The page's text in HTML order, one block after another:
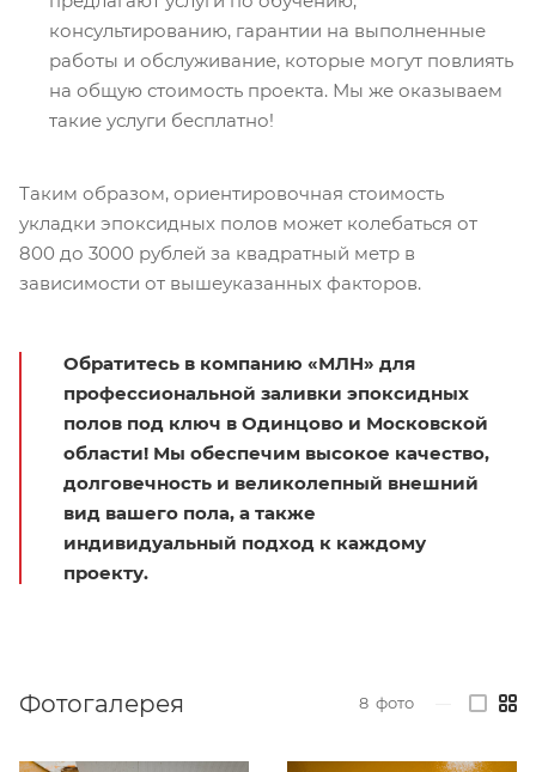
консультированию, гарантии на выполненные
работы и обслуживание, которые могут повлиять
на общую стоимость проекта. Мы же оказываем
такие услуги бесплатно!
Таким образом, ориентировочная стоимость
укладки эпоксидных полов может колебаться от
800 до 3000 рублей за квадратный метр в
зависимости от вышеуказанных факторов.
Обратитесь в компанию «МЛН» для
профессиональной заливки эпоксидных
полов под ключ в Одинцово и Московской
области! Мы обеспечим высокое качество,
долговечность и великолепный внешний
вид вашего пола, а также
индивидуальный подход к каждому
проекту.
Фотогалерея 8 фото